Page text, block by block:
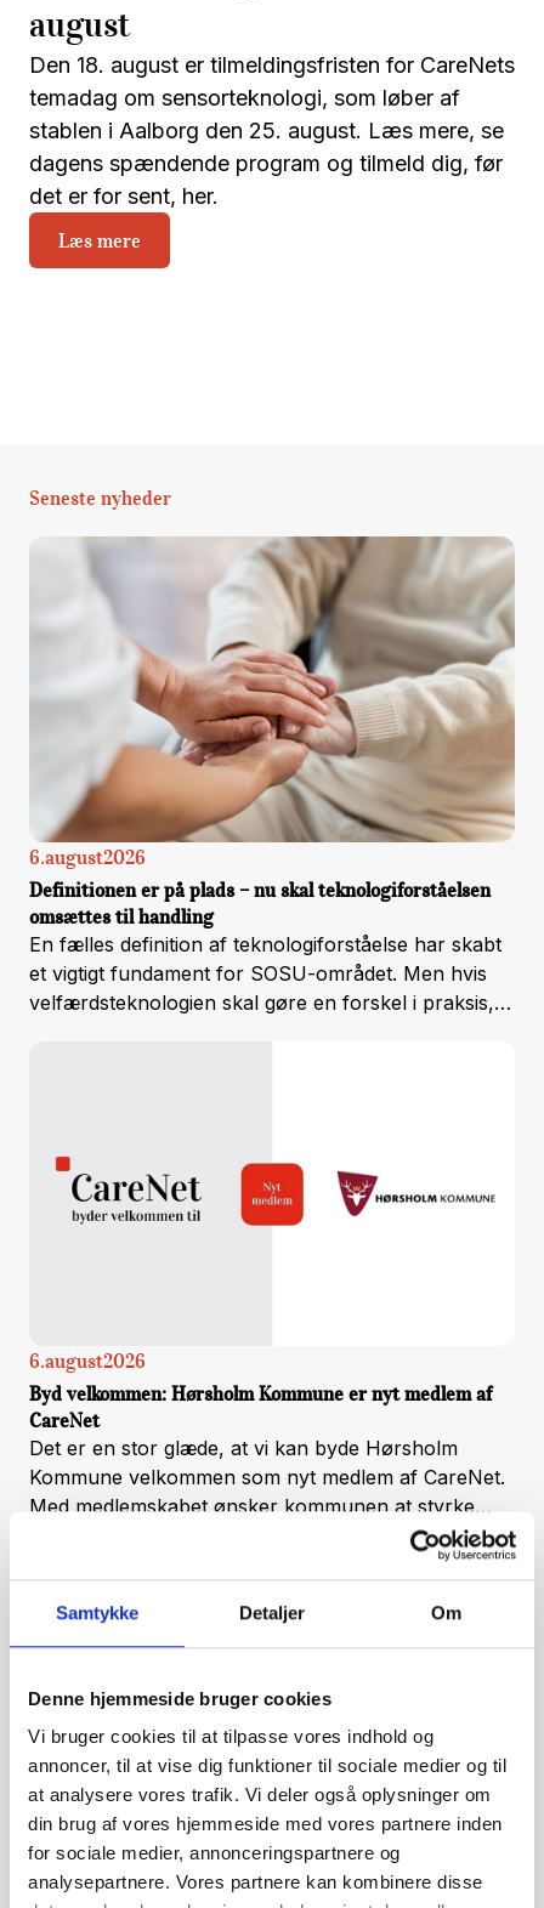
Samtykke Detaljer Om
Denne hjemmeside bruger cookies
Vi bruger cookies til at tilpasse vores indhold og
annoncer, til at vise dig funktioner til sociale medier og til
at analysere vores trafik. Vi deler også oplysninger om
din brug af vores hjemmeside med vores partnere inden
for sociale medier, annonceringspartnere og
analysepartnere. Vores partnere kan kombinere disse
august
Den 18. august er tilmeldingsfristen for CareNets
temadag om sensorteknologi, som løber af
stablen i Aalborg den 25. august. Læs mere, se
dagens spændende program og tilmeld dig, før
det er for sent, her.
Læs mere
Seneste nyheder
6.august2026
Definitionen er på plads – nu skal teknologiforståelsen
omsættes til handling
En fælles definition af teknologiforståelse har skabt
et vigtigt fundament for SOSU-området. Men hvis
velfærdsteknologien skal gøre en forskel i praksis,
6.august2026
Byd velkommen: Hørsholm Kommune er nyt medlem af
CareNet
Det er en stor glæde, at vi kan byde Hørsholm
Kommune velkommen som nyt medlem af CareNet.
Med medlemskabet ønsker kommunen at styrke
arbejdet med velfærdsteknologi, hente ny viden og
skabe endnu bedre rammer for implementering af
24 juni2026
CareNet ønsker alle i netværket en rigtig god sommer -